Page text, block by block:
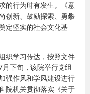
的行为时有发生。《意
创新、鼓励探索、勇攀
定坚实的社会文化基
织学习传达，按照文件
下旬，该院举行党组
强作风和学风建设进行
院机关贯彻落实《关于